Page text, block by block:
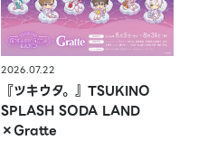
2026.07.22
『ツキウタ。』TSUKINO
SPLASH SODA LAND
×Gratte